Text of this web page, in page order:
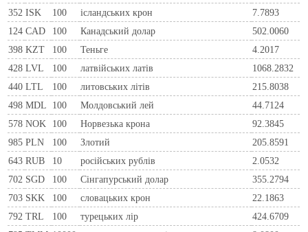
352 ISK 100 ісландських крон
7.7893
124 CAD 100 Канадський долар
502.0060
398 KZT 100 Теньге
4.2017
428 LVL 100 латвійських латів
1068.2832
440 LTL 100 литовських літів
215.8038
498 MDL 100 Молдовський лей
44.7124
578 NOK 100 Норвезька крона
92.3845
985 PLN 100 Злотий
205.8591
643 RUB 10 російських рублів
2.0532
702 SGD 100 Сінгапурський долар
355.2794
703 SKK 100 словацьких крон
22.1863
792 TRL 100 турецьких лір
424.6709